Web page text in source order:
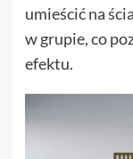
umieścić na
w grupie, co
efektu.